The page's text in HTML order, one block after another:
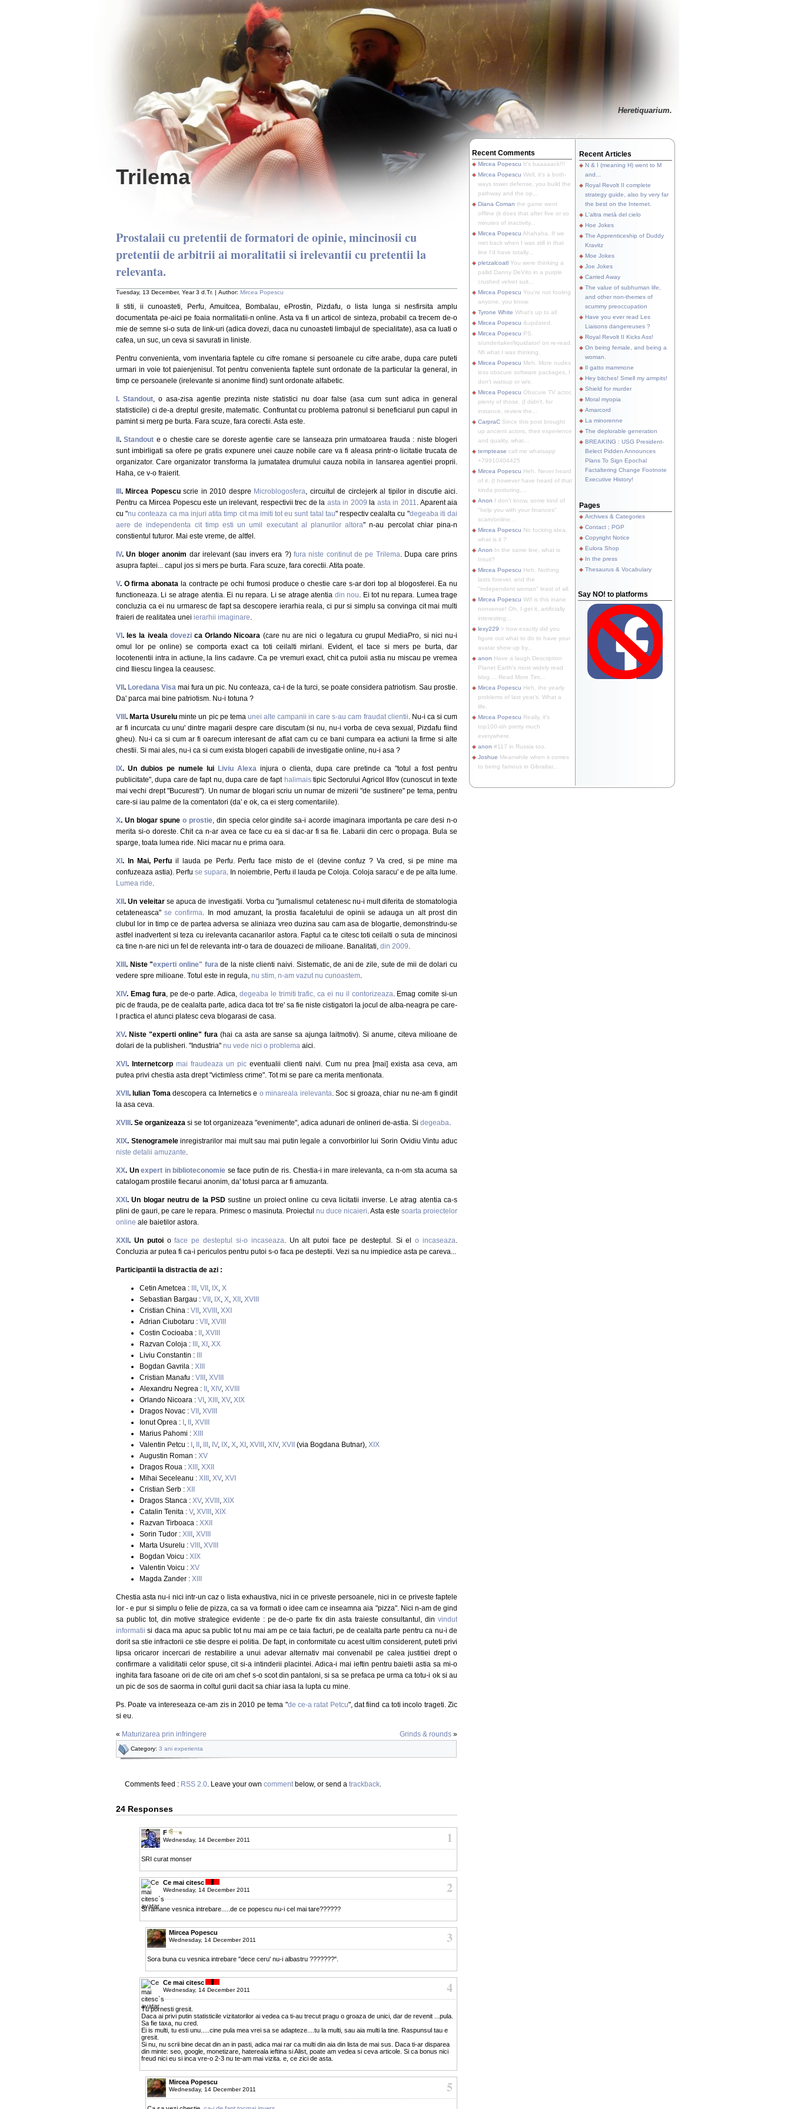
Trilema
Heretiquarium.
Prostalaii cu pretentii de formatori de opinie, mincinosii cu
pretentii de arbitrii ai moralitatii si irelevantii cu pretentii la
relevanta.
Tuesday, 13 December, Year 3 d.Tr. | Author: Mircea Popescu
Ii stiti, ii cunoasteti, Perfu, Amuitcea, Bombalau, eProstin, Pizdafu, o lista lunga si nesfirsita amplu
documentata pe-aici pe foaia normalitatii-n online. Asta va fi un articol de sinteza, probabil ca trecem de-o
mie de semne si-o suta de link-uri (adica dovezi, daca nu cunoasteti limbajul de specialitate), asa ca luati o
cafea, un suc, un ceva si savurati in liniste.
Pentru convenienta, vom inventaria faptele cu cifre romane si persoanele cu cifre arabe, dupa care puteti
urmari in voie tot paienjenisul. Tot pentru convenienta faptele sunt ordonate de la particular la general, in
timp ce persoanele (irelevante si anonime fiind) sunt ordonate alfabetic.
I. Standout , o asa-zisa agentie prezinta niste statistici nu doar false (asa cum sunt adica in general
statisticile) ci de-a dreptul gresite, matematic. Confruntat cu problema patronul si beneficiarul pun capul in
pamint si merg pe burta. Fara scuze, fara corectii. Asta este.
II.Standout e o chestie care se doreste agentie care se lanseaza prin urmatoarea frauda : niste blogeri
sunt imbirligati sa ofere pe gratis expunere unei cauze nobile care va fi aleasa printr-o licitatie trucata de
organizator. Care organizator transforma la jumatatea drumului cauza nobila in lansarea agentiei proprii.
Haha, ce v-o fraierit.
III. Mircea Popescuscrie in 2010 despre Microblogosfera , circuitul de circlejerk al tipilor in discutie aici.
Pentru ca Mircea Popescu este un irelevant, respectivii trec de la asta in 2009 la asta in 2011
. Aparent aia
cu "nu conteaza ca ma injuri atita timp cit ma imiti tot eu sunt tatal tau" respectiv cealalta cu "degeaba iti dai
aere de independenta cit timp esti un umil executant al planurilor altora" n-au percolat chiar pina-n
constientul tuturor. Mai este vreme, de altfel.
IV. Un bloger anonim dar irelevant (sau invers era ?) fura niste continut de pe Trilema . Dupa care prins
asupra faptei... capul jos si mers pe burta. Fara scuze, fara corectii. Atita poate.
V. O firma abonata la contracte pe ochi frumosi produce o chestie care s-ar dori top al blogosferei. Ea nu
functioneaza. Li se atrage atentia. Ei nu repara. Li se atrage atentia din nou . Ei tot nu repara. Lumea trage
concluzia ca ei nu urmaresc de fapt sa descopere ierarhia reala, ci pur si simplu sa convinga cit mai multi
fraieri de realitatea unei ierarhii imaginare
VI. Ies la iveala dovezica Orlando Nicoara (care nu are nici o legatura cu grupul MediaPro, si nici nu-i
omul lor pe online) se comporta exact ca toti ceilalti mirlani. Evident, el tace si mers pe burta, dar
locotenentii intra in actiune, la lins cadavre. Ca pe vremuri exact, chit ca putoii astia nu miscau pe vremea
cind Iliescu lingea la ceausesc.
VII.Loredana Visa mai fura un pic. Nu conteaza, ca-i de la turci, se poate considera patriotism. Sau prostie.
Da' parca mai bine patriotism. Nu-i totuna ?
VIII. Marta Usurelu minte un pic pe tema unei alte campanii in care s-au cam fraudat clientii . Nu-i ca si cum
ar fi incurcata cu unu' dintre magarii despre care discutam (si nu, nu-i vorba de ceva sexual, Pizdafu fiind
gheu). Nu-i ca si cum ar fi oarecum interesant de aflat cam cu ce bani cumpara ea actiuni la firme si alte
chestii. Si mai ales, nu-i ca si cum exista blogeri capabili de investigatie online, nu-i asa ?
IX. Un dubios pe numele lui Liviu Alexa injura o clienta, dupa care pretinde ca "totul a fost pentru
publicitate", dupa care de fapt nu, dupa care de fapt halimaistipic Sectorului Agricol Ilfov (cunoscut in texte
mai vechi drept "Bucuresti"). Un numar de blogari scriu un numar de mizerii "de sustinere" pe tema, pentru
care-si iau palme de la comentatori (da' e ok, ca ei sterg comentariile).
X. Un blogar spuneo prostie , din specia celor gindite sa-i acorde imaginara importanta pe care desi n-o
merita si-o doreste. Chit ca n-ar avea ce face cu ea si dac-ar fi sa fie. Labarii din cerc o propaga. Bula se
sparge, toata lumea ride. Nici macar nu e prima oara.
XI. In Mai, Perfu il lauda pe Perfu. Perfu face misto de el (devine confuz ? Va cred, si pe mine ma
confuzeaza astia). Perfu se supara . In noiembrie, Perfu il lauda pe Coloja. Coloja saracu' e de pe alta lume.
Lumea ride
XII. Un veleitarse apuca de investigatii. Vorba cu "jurnalismul cetatenesc nu-i mult diferita de stomatologia
cetateneasca"se confirma . In mod amuzant, la prostia facaletului de opinii se adauga un alt prost din
clubul lor in timp ce de partea adversa se aliniaza vreo duzina sau cam asa de blogartie, demonstrindu-se
astfel inadvertent si teza cu irelevanta cacanarilor astora. Faptul ca te citesc toti ceilalti o suta de mincinosi
ca tine n-are nici un fel de relevanta intr-o tara de douazeci de milioane. Banalitati, din 2009
XIII. Niste "experti online" fura de la niste clienti naivi. Sistematic, de ani de zile, sute de mii de dolari cu
vedere spre milioane. Totul este in regula, nu stim, n-am vazut nu cunoastem
XIV. Emag fura , pe de-o parte. Adica, degeaba le trimiti trafic, ca ei nu il contorizeaza . Emag comite si-un
pic de frauda, pe de cealalta parte, adica daca tot tre' sa fie niste cistigatori la jocul de alba-neagra pe care-
l practica el atunci platesc ceva blogarasi de casa.
XV. Niste "experti online" fura (hai ca asta are sanse sa ajunga laitmotiv). Si anume, citeva milioane de
dolari de la publisheri. "Industria" nu vede nici o problema aici.
XVI. Internetcorp mai fraudeaza un pic eventualii clienti naivi. Cum nu prea [mai] exista asa ceva, am
putea privi chestia asta drept "victimless crime". Tot mi se pare ca merita mentionata.
XVII. Iulian Toma descopera ca Internetics e o minareala irelevanta . Soc si groaza, chiar nu ne-am fi gindit
la asa ceva.
XVIII. Se organizeaza si se tot organizeaza "evenimente", adica adunari de onlineri de-astia. Si degeaba
XIX. Stenogrameleinregistrarilor mai mult sau mai putin legale a convorbirilor lui Sorin Ovidiu Vintu aduc
niste detalii amuzante
XX. Unexpert in biblioteconomie se face putin de ris. Chestia-i in mare irelevanta, ca n-om sta acuma sa
catalogam prostiile fiecarui anonim, da' totusi parca ar fi amuzanta.
XXI. Un blogar neutru de la PSD sustine un proiect online cu ceva licitatii inverse. Le atrag atentia ca-s
plini de gauri, pe care le repara. Primesc o masinuta. Proiectul nu duce nicaieri . Asta este soarta proiectelor
online ale baietilor astora.
XXII. Un putoioface pe desteptul si-o incaseaza . Un alt putoi face pe desteptul. Si elo incaseaza
Concluzia ar putea fi ca-i periculos pentru putoi s-o faca pe desteptii. Vezi sa nu impiedice asta pe careva...
Participantii la distractia de azi :
Cetin Ametcea : III VII IX X
Sebastian Bargau : VII IX X XII XVIII
Cristian China : VII XVIII XXI
Adrian Ciubotaru : VII XVIII
Costin Cocioaba : II XVIII
Razvan Coloja : III XI XX
Liviu Constantin : III
Bogdan Gavrila : XIII
Cristian Manafu : VIII XVIII
Alexandru Negrea : II XIV, XVIII
Orlando Nicoara : VI XIII XV, XIX
Dragos Novac : VII XVIII
Ionut Oprea : I II XVIII
Marius Pahomi : XIII
Valentin Petcu : I II III IV, IX X XI XVIII XIV, XVII (via Bogdana Butnar), XIX
Augustin Roman : XV
Dragos Roua : XIII XXII
Mihai Seceleanu : XIII XV, XVI
Cristian Serb : XII
Dragos Stanca : XV, XVIII XIX
Catalin Tenita : V, XVIII XIX
Razvan Tirboaca : XXII
Sorin Tudor : XIII XVIII
Marta Usurelu : VIII XVIII
Bogdan Voicu : XIX
Valentin Voicu : XV
Magda Zander : XIII
Chestia asta nu-i nici intr-un caz o lista exhaustiva, nici in ce priveste persoanele, nici in ce priveste faptele
lor - e pur si simplu o felie de pizza, ca sa va formati o idee cam ce inseamna aia "pizza". Nici n-am de gind
sa public tot, din motive strategice evidente : pe de-o parte fix din asta traieste consultantul, din vindut
informatii si daca ma apuc sa public tot nu mai am pe ce taia facturi, pe de cealalta parte pentru ca nu-i de
dorit sa stie infractorii ce stie despre ei politia. De fapt, in conformitate cu acest ultim considerent, puteti privi
lipsa oricaror incercari de restabilire a unui adevar alternativ mai convenabil pe calea justitiei drept o
confirmare a validitatii celor spuse, cit si-a intinderii placintei. Adica-i mai ieftin pentru baietii astia sa mi-o
inghita fara fasoane ori de cite ori am chef s-o scot din pantaloni, si sa se prefaca pe urma ca totu-i ok si au
un pic de sos de saorma in coltul gurii dacit sa chiar iasa la lupta cu mine.
Ps. Poate va intereseaza ce-am zis in 2010 pe tema "de ce-a ratat Petcu", dat fiind ca toti incolo trageti. Zic
si eu.
« Maturizarea prin infringere Grinds & rounds »
Category: 3 ani experienta
Comments feed : RSS 2.0 . Leave your own comment below, or send a trackback
24 Responses
1
F
Wednesday, 14 December 2011
SRI curat monser
2
Ce mai citesc
Wednesday, 14 December 2011
Si ramane vesnica intrebare.....de ce popescu nu-i cel mai tare??????
3
Mircea Popescu
Wednesday, 14 December 2011
Sora buna cu vesnica intrebare "dece ceru' nu-i albastru ???????".
4
Ce mai citesc
Wednesday, 14 December 2011
Tu pornesti gresit.
Daca ai privi putin statisticile vizitatorilor ai vedea ca ti-au trecut pragu o groaza de unici, dar de revenit ...pula.
Sa fie taxa, nu cred.
Ei is multi, tu esti unu.....cine pula mea vrei sa se adapteze....tu la multi, sau aia multi la tine. Raspunsul tau e
gresit.
Si nu, nu scrii bine decat din an in pasti, adica mai rar ca multi din aia din lista de mai sus. Daca ti-ar disparea
din minte: seo, google, monetizare, hatereala ieftina si Alist, poate am vedea si ceva articole. Si ca bonus nici
freud nici eu si inca vre-o 2-3 nu te-am mai vizita. e, ce zici de asta.
5
Mircea Popescu
Wednesday, 14 December 2011
Recent Comments
Mircea Popescu It's baaaaack!!!
Mircea Popescu Well, it's a both-
ways tower defense, you build the
pathway and the op...
Diana Coman the game went
offline (it does that after five or so
minutes of inactivity...
Mircea Popescu Ahahaha. If we
met back when I was still in that
line I'd have totally...
pletzalcoatl You were thinking a
pallid Danny DeVito in a purple
crushed velvet suit...
Mircea Popescu You're not fooling
anyone, you know.
Tyrone White What's up to all
Mircea Popescu &updated.
Mircea Popescu PS.
s/undertaker/liquidator/ on re-read.
Nfi what I was thinking.
Mircea Popescu Meh. More nudes
less obscure software packages, I
don't watsup or w/e.
Mircea Popescu Obscure TV actor,
plenty of those. (I didn't, for
instance, review the...
CarpraC Since this post brought
up ancient actors, their experience
and quality, what...
temptease call me whatsapp
+79910404425
Mircea Popescu Heh. Never heard
of it. (I however have heard of that
kinda posturing,...
Anon I don't know, some kind of
"help you with your finances"
scam/online...
Mircea Popescu No fucking idea,
what is it ?
Anon In the same line, what is
Intuit?
Mircea Popescu Heh. Nothing
lasts forever, and the
"independent woman" least of all.
Mircea Popescu Wtf is this inane
nonsense! Oh, I get it, artificially
interesting...
lexy229 > how exactly did you
figure out what to do to have your
avatar show up by...
anon Have a laugh Description
Planet Earth's most widely read
blog.... Read More Tim...
Mircea Popescu Heh, the yearly
problems of last year's. What a
life.
Mircea Popescu Really, it's
top100-ish pretty much
everywhere.
anon #117 in Russia too.
Joshue Meanwhile when it comes
to being famous in Gibraltar...
Recent Articles
N & I (meaning H) went to M
and...
Royal Revolt II complete
strategy guide, also by very far
the best on the Internet.
L'altra metà del cielo
Hoe Jokes
The Apprenticeship of Duddy
Kravitz
Moe Jokes
Joe Jokes
Carried Away
The value of subhuman life,
and other non-themes of
scummy preoccupation
Have you ever read Les
Liaisons dangereuses ?
Royal Revolt II Kicks Ass!
On being female, and being a
woman.
Il gatto mammone
Hey bitches! Smell my armpits!
Shield for murder
Moral myopia
Amarcord
La minorenne
The deplorable generation
BREAKING : USG President-
Belect Pidden Announces
Plans To Sign Epochal
Factaltering Change Footnote
Executive History!
Pages
Archives & Categories
Contact ; PGP
Copyright Notice
Eulora Shop
In the press
Thesaurus & Vocabulary
Say NO! to platforms